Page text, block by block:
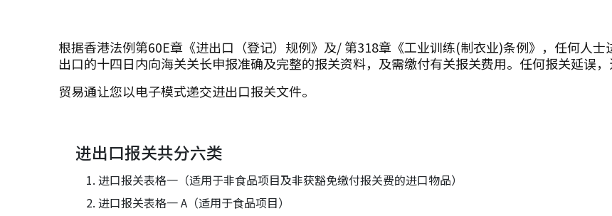
根据香港法例第60E章《进出口（登记）规例》及/ 第318章《工业训练(制衣业)条例》，任何人
出口的十四日内向海关关长申报准确及完整的报关资料，及需缴付有关报关费用。任何报关延误，
贸易通让您以电子模式递交进出口报关文件。
进出口报关共分六类
进口报关表格一（适用于非食品项目及非获豁免缴付报关费的进口物品）
进口报关表格一 A（适用于食品项目）